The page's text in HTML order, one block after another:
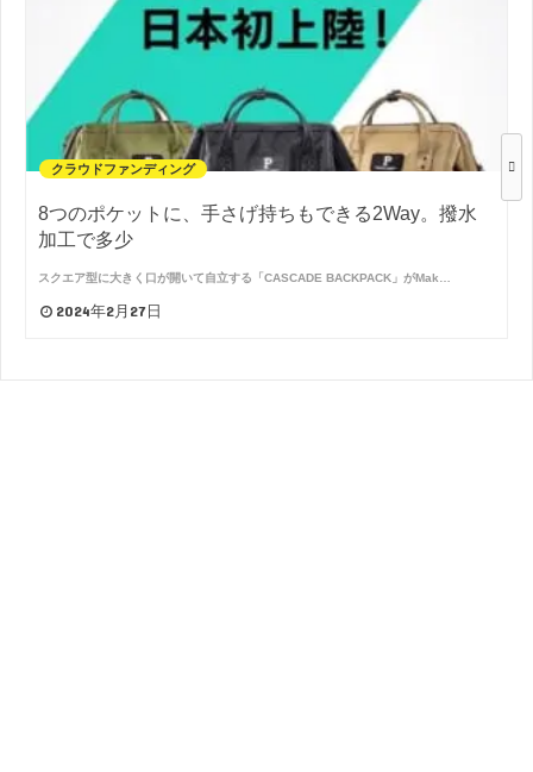
クラウドファンディング
8つのポケットに、手さげ持ちもできる2Way。撥水
加工で多少
スクエア型に大きく口が開いて自立する「CASCADE BACKPACK」がMak…
2024年2月27日